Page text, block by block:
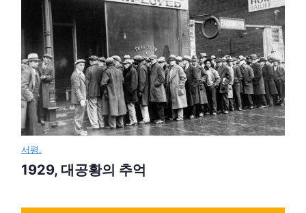
서평.
1929, 대공황의 추억